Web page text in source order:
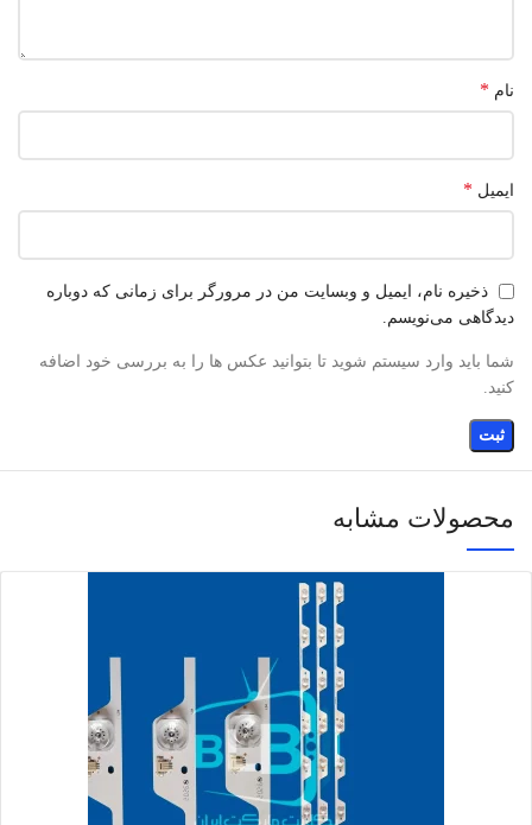
نام *
ایمیل *
ذخیره نام، ایمیل و وبسایت من در مرورگر برای زمانی که دوباره
دیدگاهی می‌نویسم.
شما باید وارد سیستم شوید تا بتوانید عکس ها را به بررسی خود اضافه
کنید.
محصولات مشابه